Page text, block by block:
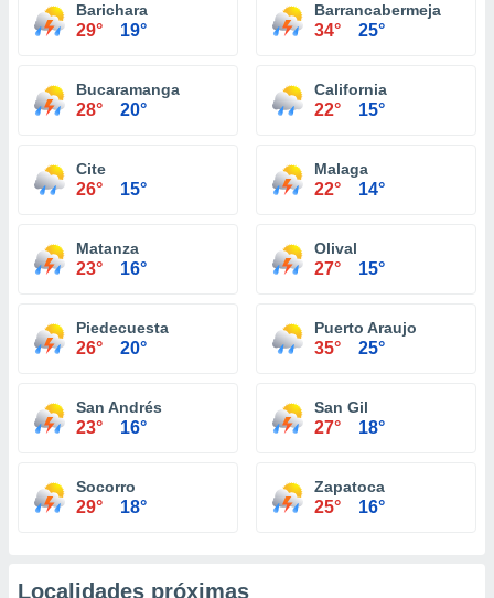
Barichara
29° 19°
Barrancabermeja
34° 25°
Bucaramanga
28° 20°
California
22° 15°
Cite
26° 15°
Malaga
22° 14°
Matanza
23° 16°
Olival
27° 15°
Piedecuesta
26° 20°
Puerto Araujo
35° 25°
San Andrés
23° 16°
San Gil
27° 18°
Socorro
29° 18°
Zapatoca
25° 16°
Localidades próximas